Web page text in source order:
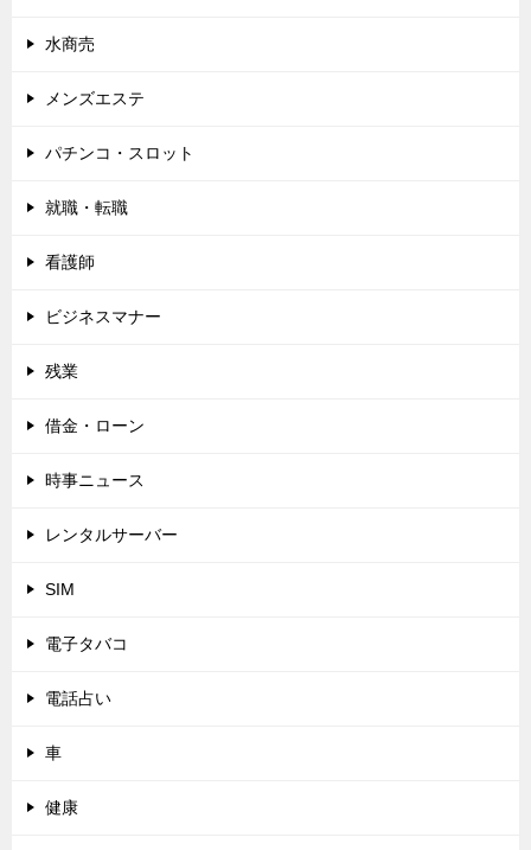
水商売
メンズエステ
パチンコ・スロット
就職・転職
看護師
ビジネスマナー
残業
借金・ローン
時事ニュース
レンタルサーバー
SIM
電子タバコ
電話占い
車
健康